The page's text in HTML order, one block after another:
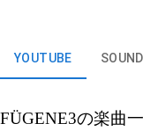
YOUTUBE
FÜGENE3の楽曲